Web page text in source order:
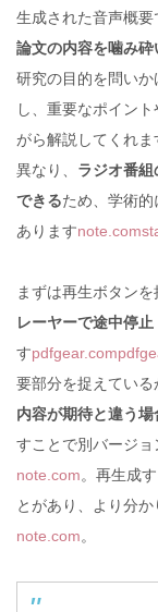
生成された音声概
論文の内容を噛み
研究の目的を問い
し、重要なポイン
がら解説してくれま
異なり、 ラジオ番
できるため、学術
ありますnote.com
まずは再生ボタン
レーヤーで途中停
すpdfgear.com
要部分を捉えてい
内容が期待と違う場
すことで別バージ
note.com。再生成
とがあり、より分
note.com。